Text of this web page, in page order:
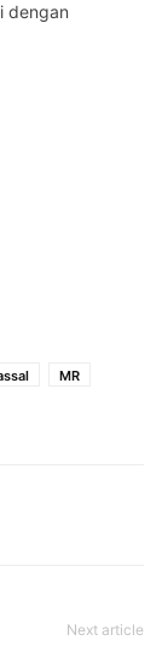
dengan
MR
Next article